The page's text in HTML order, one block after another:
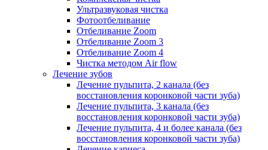
Ультразвуковая чистка
Фотоотбеливание
Отбеливание Zoom
Отбеливание Zoom 3
Отбеливание Zoom 4
Чистка методом Air flow
Лечение зубов
Лечение пульпита, 2 канала (без
восстановления коронковой части зуба)
Лечение пульпита, 3 канала (без
восстановления коронковой части зуба)
Лечение пульпита, 4 и более канала (без
восстановления коронковой части зуба)